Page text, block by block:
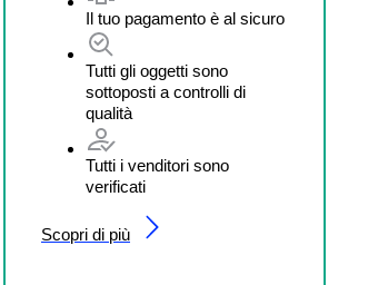
Il tuo pagamento è al sicuro
Tutti gli oggetti sono
sottoposti a controlli di
qualità
Tutti i venditori sono
verificati
Scopri di più